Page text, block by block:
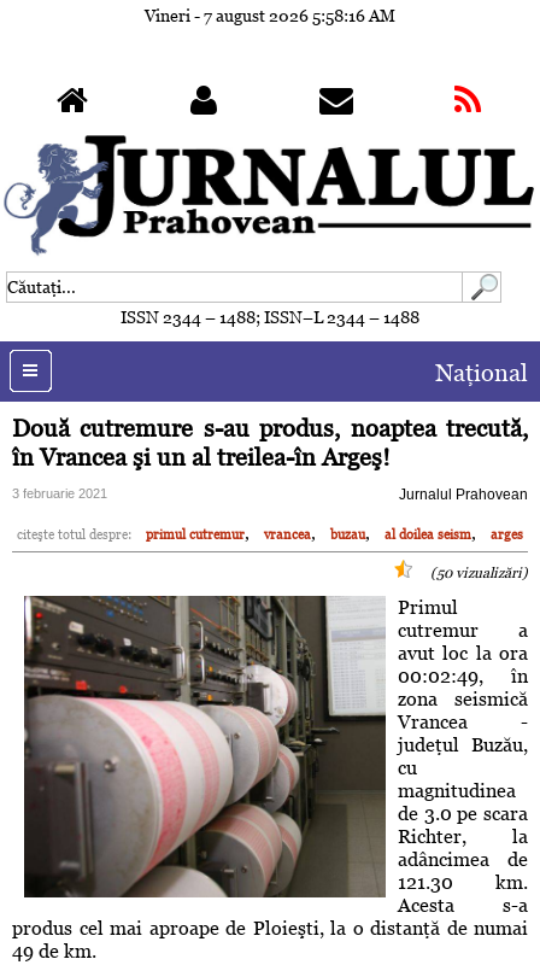
Vineri - 7 august 2026 5:58:19 AM
ISSN 2344 – 1488; ISSN–L 2344 – 1488
Naţional
Două cutremure s-au produs, noaptea trecută,
în Vrancea şi un al treilea-în Argeş!
3 februarie 2021 Jurnalul Prahovean
citeşte totul despre: primul cutremur, vrancea, buzau, al doilea seism, arges
(50 vizualizări)
Primul
cutremur a
avut loc la ora
00:02:49, în
zona seismică
Vrancea -
judeţul Buzău,
cu
magnitudinea
de 3.0 pe scara
Richter, la
adâncimea de
121.30 km.
Acesta s-a
produs cel mai aproape de Ploieşti, la o distanţă de numai
49 de km.